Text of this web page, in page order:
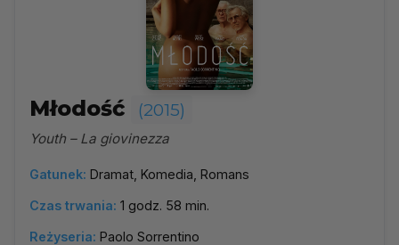
Młodość (2015)
Youth – La giovinezza
Gatunek: Dramat, Komedia, Romans
Czas trwania: 1 godz. 58 min.
Reżyseria: Paolo Sorrentino